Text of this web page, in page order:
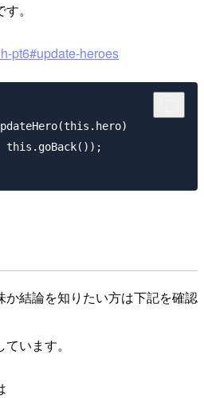
。
pt6#update-heroes
this.goBack());
か結論を知りたい方は下記を確認
います。